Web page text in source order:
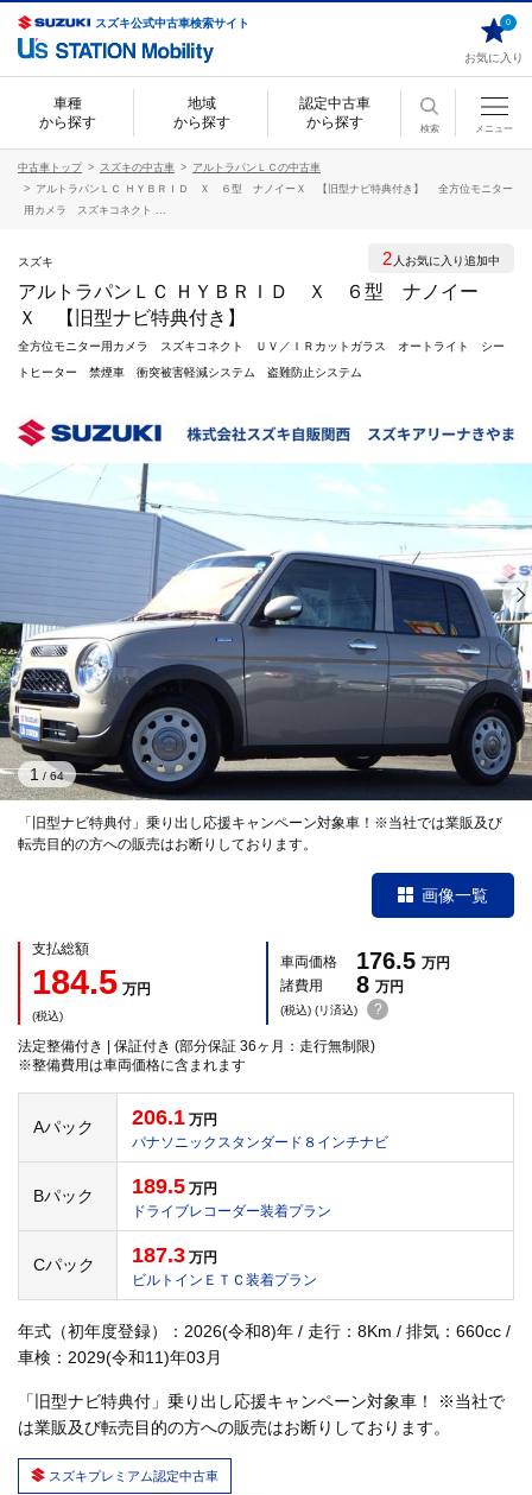
スズキ公式中古車検索サイト
お気に入り
0
車種
から探す
地域
から探す
認定中古車
から探す
検索 メニュー
中古車トップ スズキの中古車
アルトラパンＬＣの中古車
アルトラパンＬＣ ＨＹＢＲＩＤ Ｘ ６型 ナノイーＸ 【旧型ナビ特典付き】 全方位モニター
用カメラ スズキコネクト ...
スズキ
アルトラパンＬＣ ＨＹＢＲＩＤ Ｘ ６型 ナノイー
Ｘ 【旧型ナビ特典付き】
全方位モニター用カメラ スズキコネクト ＵＶ／ＩＲカットガラス オートライト シー
トヒーター 禁煙車 衝突被害軽減システム 盗難防止システム
「旧型ナビ特典付」乗り出し応援キャンペーン対象車！※当社では業販及び
転売目的の方への販売はお断りしております。
1 / 64
画像一覧
支払総額
184.5 万円
(税込)
車両価格 176.5 万円
諸費用
8 万円
(税込) (リ済込) ?
法定整備付き | 保証付き (部分保証 36ヶ月：走行無制限)
※整備費用は車両価格に含まれます
Aパック 206.1 万円
パナソニックスタンダード８インチナビ
Bパック 189.5 万円
ドライブレコーダー装着プラン
Cパック 187.3 万円
ビルトインＥＴＣ装着プラン
年式（初年度登録）：2026(令和8)年 / 走行：8Km / 排気：660cc /
車検：2029(令和11)年03月
「旧型ナビ特典付」乗り出し応援キャンペーン対象車！ ※当社で
は業販及び転売目的の方への販売はお断りしております。
スズキプレミアム認定中古車
2 人お気に入り追加中